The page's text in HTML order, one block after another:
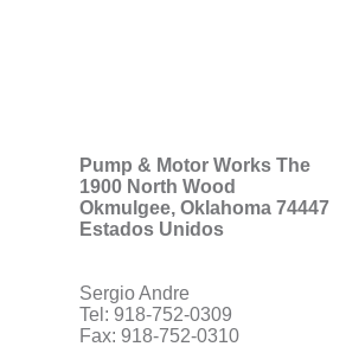
Pump & Motor Works The
1900 North Wood
Okmulgee, Oklahoma 74447
Estados Unidos
Sergio Andre
Tel: 918-752-0309
Fax: 918-752-0310